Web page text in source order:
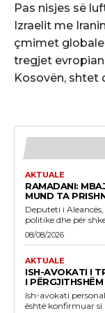
Pas nisjes së
Izraelit me
çmimet
tregjet
Kosovën, shtet
AKTUALE
RAMADANI:
MUND TA
Deputeti i
politike dhe për
08/08/2026
AKTUALE
ISH-AVOKATI I
I
Ish-avokati
është konfirmuar